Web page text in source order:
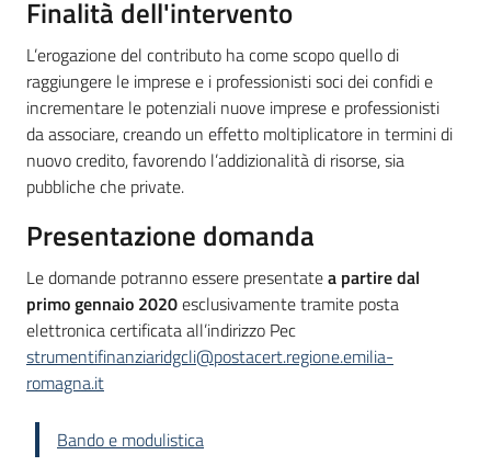
Finalità dell'intervento
L’erogazione del contributo ha come scopo quello di
raggiungere le imprese e i professionisti soci dei confidi e
incrementare le potenziali nuove imprese e professionisti
da associare, creando un effetto moltiplicatore in termini di
nuovo credito, favorendo l’addizionalità di risorse, sia
pubbliche che private.
Presentazione domanda
Le domande potranno essere presentatea partire dal
primo gennaio 2020esclusivamente tramite posta
elettronica certificata all’indirizzo Pec
strumentifinanziaridgcli@postacert.regione.emilia-
romagna.it
Bando e modulistica